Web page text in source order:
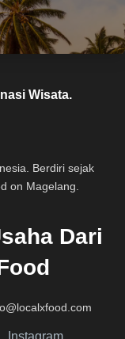
Wisata.
Berdiri sejak
on Magelang.
Dari
Instagram